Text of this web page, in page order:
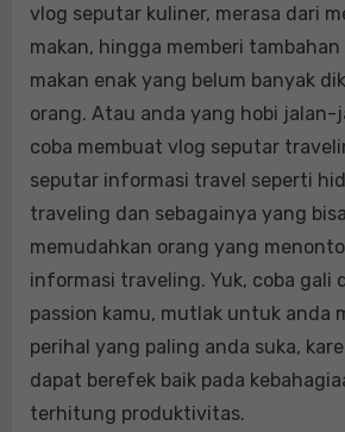
vlog seputar kuliner, merasa dari
makan, hingga memberi
makan enak yang belum banyak
orang. Atau anda yang hobi jalan-
coba membuat vlog seputar
seputar informasi travel seperti
traveling dan sebagainya yang
memudahkan orang yang
informasi traveling. Yuk, coba gali
passion kamu, mutlak untuk anda
perihal yang paling anda suka,
dapat berefek baik pada
terhitung produktivitas.